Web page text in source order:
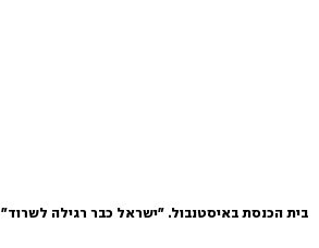
בית הכנסת באיסטנבול. "ישראל כבר רגילה לשרוד"